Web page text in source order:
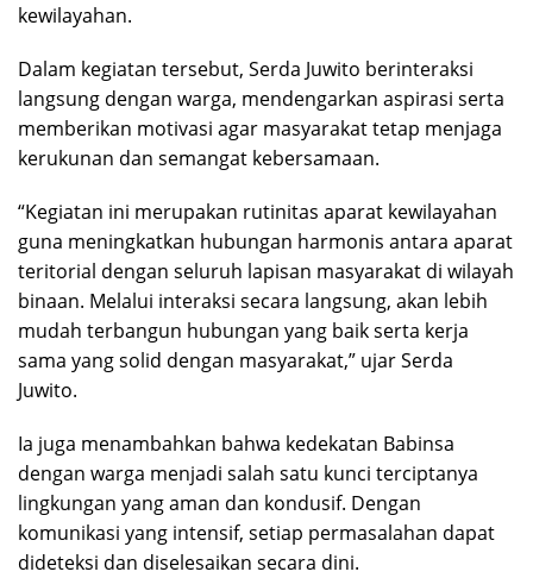
kewilayahan.
Dalam kegiatan tersebut, Serda Juwito berinteraksi
langsung dengan warga, mendengarkan aspirasi serta
memberikan motivasi agar masyarakat tetap menjaga
kerukunan dan semangat kebersamaan.
“Kegiatan ini merupakan rutinitas aparat kewilayahan
guna meningkatkan hubungan harmonis antara aparat
teritorial dengan seluruh lapisan masyarakat di wilayah
binaan. Melalui interaksi secara langsung, akan lebih
mudah terbangun hubungan yang baik serta kerja
sama yang solid dengan masyarakat,” ujar Serda
Juwito.
Ia juga menambahkan bahwa kedekatan Babinsa
dengan warga menjadi salah satu kunci terciptanya
lingkungan yang aman dan kondusif. Dengan
komunikasi yang intensif, setiap permasalahan dapat
dideteksi dan diselesaikan secara dini.